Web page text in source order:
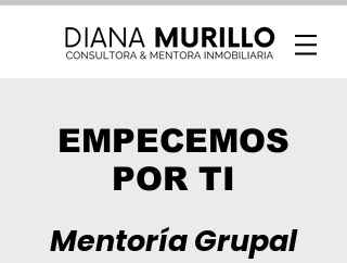
EMPECEMOS
POR TI
Mentoría Grupal